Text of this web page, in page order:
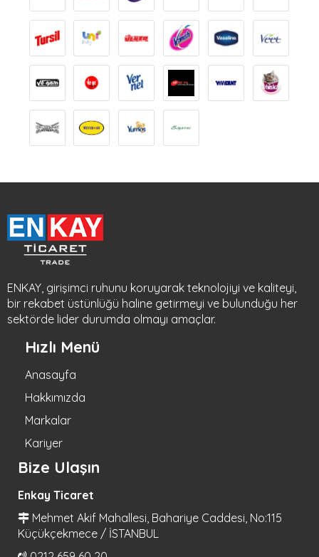
ENKAY, girişimci ruhunu koruyarak teknolojiyi ve kaliteyi,
bir rekabet üstünlüğü haline getirmeyi ve bulunduğu her
sektörde lider durumda olmayı amaçlar.
Hızlı Menü
Anasayfa
Hakkımızda
Markalar
Kariyer
Bize Ulaşın
Enkay Ticaret
Mehmet Akif Mahallesi, Bahariye Caddesi, No:115
Küçükçekmece / İSTANBUL